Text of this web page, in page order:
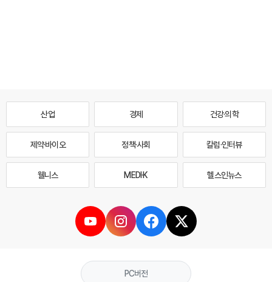
산업 경제 건강·의학
제약·바이오 정책·사회 칼럼·인터뷰
웰니스 MEDI·K 헬스인뉴스
PC버전